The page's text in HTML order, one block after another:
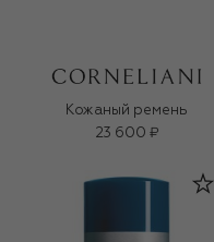
Кожаный ремень
23 600 ₽